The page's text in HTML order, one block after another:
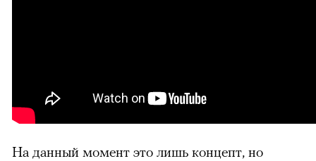
На данный момент это лишь концепт, но